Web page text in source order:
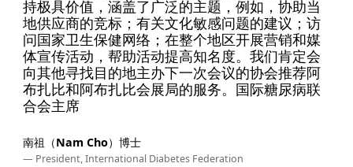
持极具价值，涵盖了广泛的主题，例如，协助当
地供应商的竞标；有关文化敏感问题的建议；访
问国家卫生保健网络；在整个地区开展营销和媒
体宣传活动，帮助活动提高知名度。我们肯定会
向其他寻找目的地主办下一次会议的协会推荐阿
布扎比和阿布扎比会展局的服务。国际糖尿病联
合会主席
南祖（Nam Cho）博士
— President, International Diabetes Federation